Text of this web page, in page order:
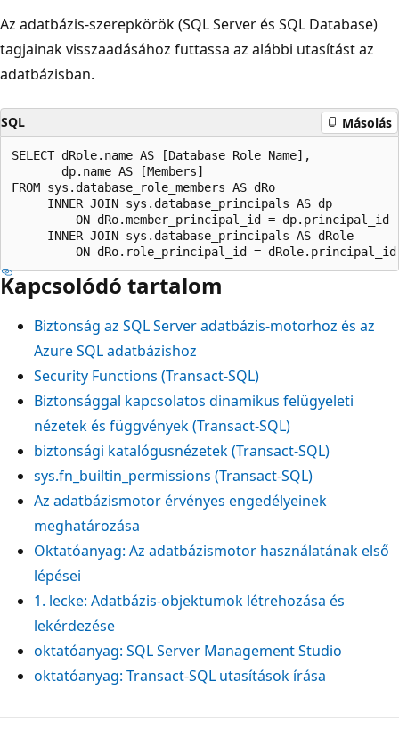
Az adatbázis-szerepkörök (SQL Server és SQL Database)
tagjainak visszaadásához futtassa az alábbi utasítást az
adatbázisban.
SQL Másolás
SELECT dRole.name AS [Database Role Name],
       dp.name AS [Members]
FROM sys.database_role_members AS dRo
     INNER JOIN sys.database_principals AS dp
         ON dRo.member_principal_id = dp.principal_id
     INNER JOIN sys.database_principals AS dRole
Kapcsolódó tartalom
Biztonság az SQL Server adatbázis-motorhoz és az
Azure SQL adatbázishoz
Security Functions (Transact-SQL)
Biztonsággal kapcsolatos dinamikus felügyeleti
nézetek és függvények (Transact-SQL)
biztonsági katalógusnézetek (Transact-SQL)
sys.fn_builtin_permissions (Transact-SQL)
Az adatbázismotor érvényes engedélyeinek
meghatározása
Oktatóanyag: Az adatbázismotor használatának első
lépései
1. lecke: Adatbázis-objektumok létrehozása és
lekérdezése
oktatóanyag: SQL Server Management Studio
oktatóanyag: Transact-SQL utasítások írása